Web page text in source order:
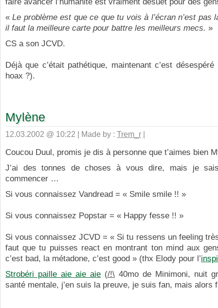
«Le problème est que ce que tu vois à l’écran n’est pas
il faut la meilleure carte pour battre les meilleurs mecs. »
CS a son JCVD.
Déjà que c’était pathétique, maintenant c’est
hoax ?).
Mylène
12.03.2002 @ 10:22 | Made by : Trem_r |
Coucou Duul, promis je dis à personne que t’aimes bien
J’ai des tonnes de choses à vous dire, mais je
commencer …
Si vous connaissez Vandread = « Smile smile !! »
Si vous connaissez Popstar = « Happy fesse !! »
Si vous connaissez JCVD = « Si tu ressens un feeling
faut que tu puisses react en montrant ton mind aux
c’est bad, la métadone, c’est good » (thx Elody pour l’
Strobéri paille aie aie aie (/!\ 40mo de Minimoni, nuit
santé mentale, j’en suis la preuve, je suis fan, mais alors